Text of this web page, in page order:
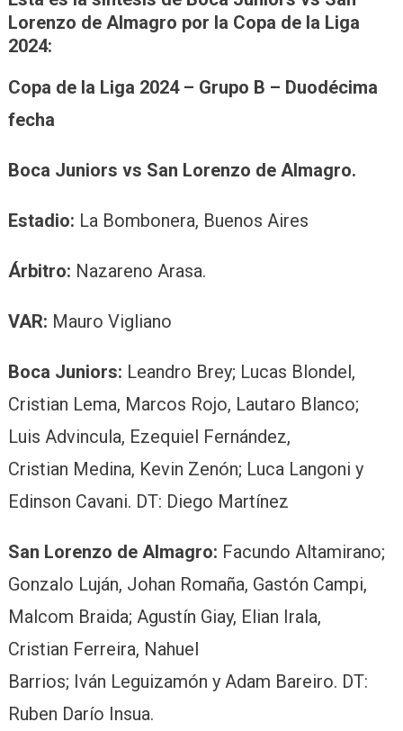
Lorenzo de Almagro por la Copa de la Liga
2024:
Copa de la Liga 2024 – Grupo B – Duodécima
fecha
Boca Juniors vs San Lorenzo de Almagro.
Estadio: La Bombonera, Buenos Aires
Árbitro: Nazareno Arasa.
VAR: Mauro Vigliano
Boca Juniors: Leandro Brey; Lucas Blondel,
Cristian Lema, Marcos Rojo, Lautaro Blanco;
Luis Advincula, Ezequiel Fernández,
Cristian Medina, Kevin Zenón; Luca Langoni y
Edinson Cavani. DT: Diego Martínez
San Lorenzo de Almagro: Facundo Altamirano;
Gonzalo Luján, Johan Romaña, Gastón Campi,
Malcom Braida; Agustín Giay, Elian Irala,
Cristian Ferreira, Nahuel
Barrios; Iván Leguizamón y Adam Bareiro. DT:
Ruben Darío Insua.